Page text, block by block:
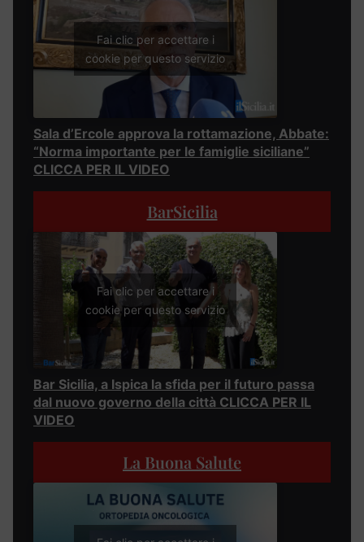
Fai clic per accettare i
cookie per questo servizio
Sala d’Ercole approva la rottamazione, Abbate:
“Norma importante per le famiglie siciliane”
CLICCA PER IL VIDEO
BarSicilia
Fai clic per accettare i
cookie per questo servizio
Bar Sicilia, a Ispica la sfida per il futuro passa
dal nuovo governo della città CLICCA PER IL
VIDEO
La Buona Salute